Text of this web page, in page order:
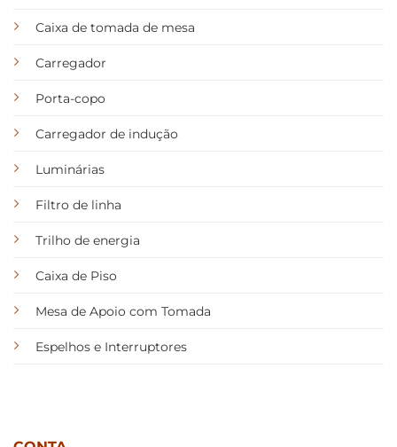
Caixa de tomada de mesa
Carregador
Porta-copo
Carregador de indução
Luminárias
Filtro de linha
Trilho de energia
Caixa de Piso
Mesa de Apoio com Tomada
Espelhos e Interruptores